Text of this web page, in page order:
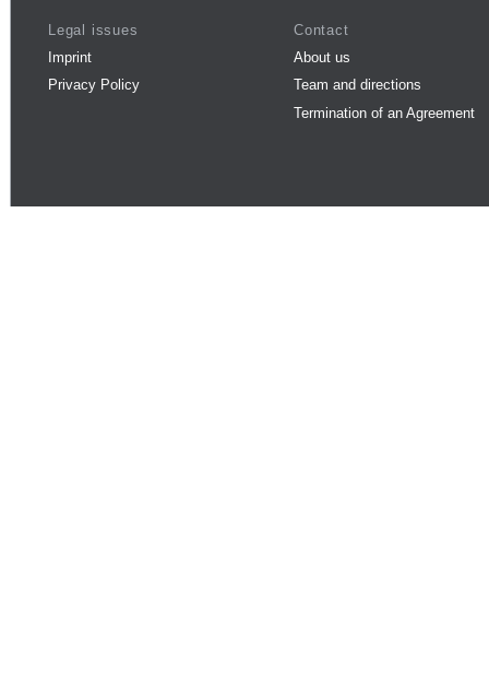
Legal issues
Imprint
Privacy Policy
Contact
About us
Team and directions
Termination of an Agreement